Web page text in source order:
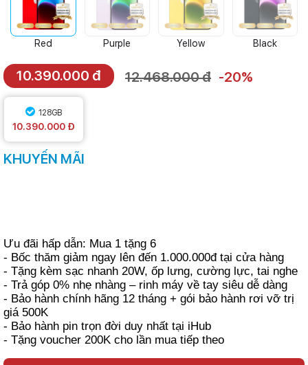
Red Purple Yellow Black
10.390.000 đ 12.468.000 đ -20%
128GB
10.390.000 Đ
KHUYẾN MÃI
Ưu đãi hấp dẫn: Mua 1 tặng 6
- Bốc thăm giảm ngay lên đến 1.000.000đ tại cửa hàng
- Tặng kèm sạc nhanh 20W, ốp lưng, cường lực, tai nghe
- Trả góp 0% nhẹ nhàng – rinh máy về tay siêu dễ dàng
- Bảo hành chính hãng 12 tháng + gói bảo hành rơi vỡ trị
giá 500K
- Bảo hành pin trọn đời duy nhất tại iHub
- Tặng voucher 200K cho lần mua tiếp theo